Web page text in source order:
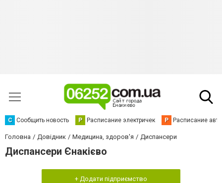
С Сообщить новость Р Расписание электричек Р Расписание
Головна Довідник Медицина, здоров'я Диспансери
Диспансери Єнакієво
+ Додати підприємство